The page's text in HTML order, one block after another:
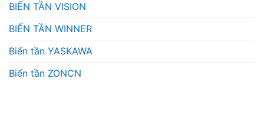
BIẾN TẦN VISION
BIẾN TẦN WINNER
Biến tần YASKAWA
Biến tần ZONCN